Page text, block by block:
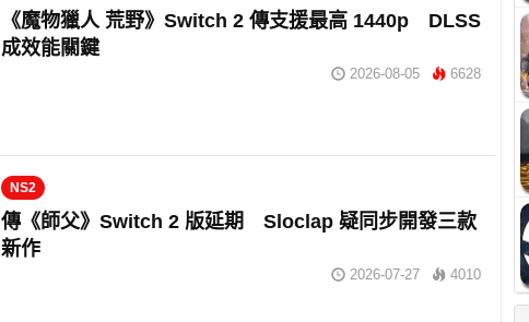
《魔物獵人 荒野》Switch 2 傳支援最高 1440p DLSS
成效能關鍵
2026-08-05 6628
NS2
傳《師父》Switch 2 版延期 Sloclap 疑同步開發三款
新作
2026-07-27 4010